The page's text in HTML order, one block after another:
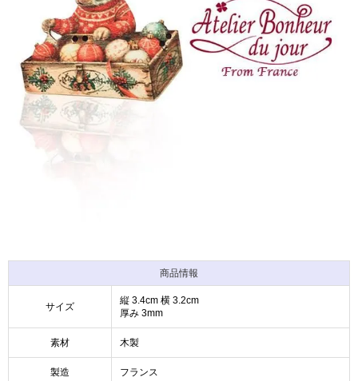
商品情報
サイズ
縦 3.4cm 横 3.2cm
厚み 3mm
素材 木製
製造 フランス